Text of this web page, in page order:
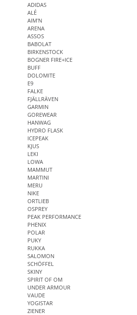
ADIDAS
ALÉ
AIM'N
ARENA
ASSOS
BABOLAT
BIRKENSTOCK
BOGNER FIRE+ICE
BUFF
DOLOMITE
E9
FALKE
FJÄLLRÄVEN
GARMIN
GOREWEAR
HANWAG
HYDRO FLASK
ICEPEAK
KJUS
LEKI
LOWA
MAMMUT
MARTINI
MERU
NIKE
ORTLIEB
OSPREY
PEAK PERFORMANCE
PHENIX
POLAR
PUKY
RUKKA
SALOMON
SCHÖFFEL
SKINY
SPIRIT OF OM
UNDER ARMOUR
VAUDE
YOGISTAR
ZIENER